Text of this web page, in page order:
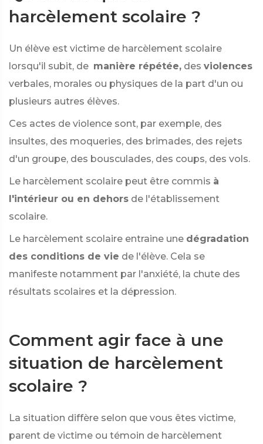
harcèlement scolaire ?
Un élève est victime de harcèlement scolaire
lorsqu'il subit, de manière répétée, des violences
verbales, morales ou physiques de la part d'un ou
plusieurs autres élèves.
Ces actes de violence sont, par exemple, des
insultes, des moqueries, des brimades, des rejets
d'un groupe, des bousculades, des coups, des vols.
Le harcèlement scolaire peut être commis à
l'intérieur ou en dehors de l'établissement
scolaire.
Le harcèlement scolaire entraine une dégradation
des conditions de vie de l'élève. Cela se
manifeste notamment par l'anxiété, la chute des
résultats scolaires et la dépression.
Comment agir face à une
situation de harcèlement
scolaire ?
La situation diffère selon que vous êtes victime,
parent de victime ou témoin de harcèlement